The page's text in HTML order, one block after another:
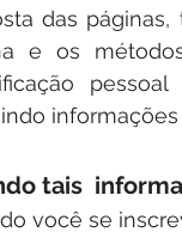
das
e os
tais
você se